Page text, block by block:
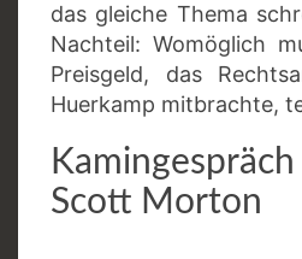
das gleiche Thema
Nachteil: Womöglich
Preisgeld, das
Huerkamp mitbrachte,
Scott Morton